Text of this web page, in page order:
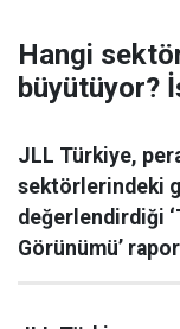
Hangi
büyütüyor?
JLL Türkiye,
sektörlerindeki
değerlendirdiği
Görünümü’